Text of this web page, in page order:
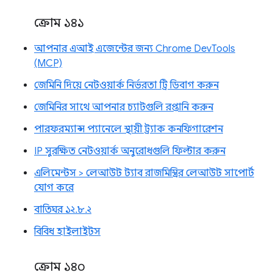
ক্রোম ১৪১
আপনার এআই এজেন্টের জন্য Chrome DevTools
(MCP)
জেমিনি দিয়ে নেটওয়ার্ক নির্ভরতা ট্রি ডিবাগ করুন
জেমিনির সাথে আপনার চ্যাটগুলি রপ্তানি করুন
পারফরম্যান্স প্যানেলে স্থায়ী ট্র্যাক কনফিগারেশন
IP সুরক্ষিত নেটওয়ার্ক অনুরোধগুলি ফিল্টার করুন
এলিমেন্টস > লেআউট ট্যাব রাজমিস্ত্রির লেআউট সাপোর্ট
যোগ করে
বাতিঘর ১২.৮.২
বিবিধ হাইলাইটস
ক্রোম ১৪০